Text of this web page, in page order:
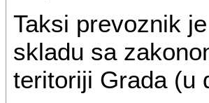
Taksi prevoznik
skladu sa
teritoriji Grada (u